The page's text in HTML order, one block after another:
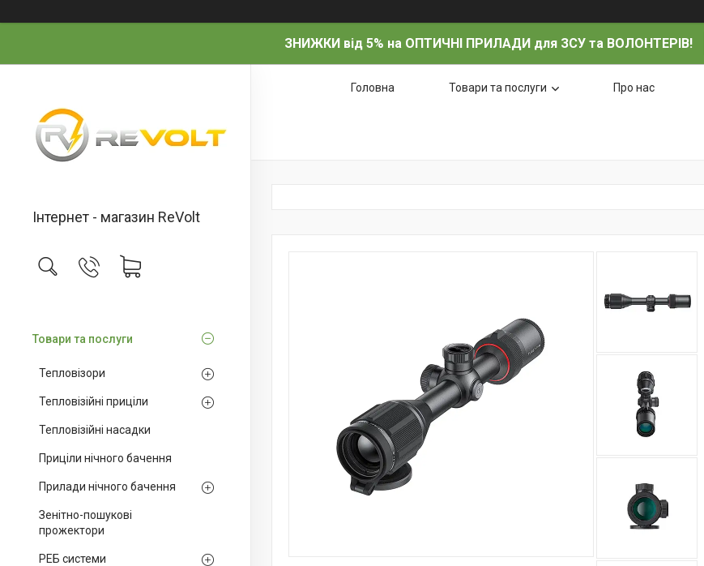
ЗНИЖКИ від 5% на ОПТИЧНІ ПРИЛАДИ для ЗСУ та ВОЛОНТЕРІВ!
Інтернет - магазин ReVolt
Товари та послуги
Тепловізори
Тепловізійні приціли
Тепловізійні насадки
Приціли нічного бачення
Прилади нічного бачення
Зенітно-пошукові
прожектори
РЕБ системи
Головна Товари та послуги Про нас